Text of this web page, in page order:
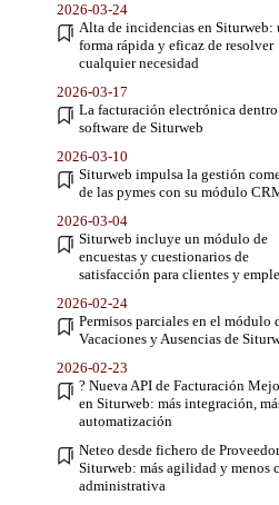
2026-03-24
Alta de incidencias en Siturweb:
forma rápida y eficaz de resolver
cualquier necesidad
2026-03-17
La facturación electrónica
software de Siturweb
2026-03-10
Siturweb impulsa la gestión
de las pymes con su módulo
2026-03-04
Siturweb incluye un módulo de
encuestas y cuestionarios de
satisfacción para clientes y
2026-02-24
Permisos parciales en el módulo
Vacaciones y Ausencias de
2026-02-23
? Nueva API de Facturación
en Siturweb: más integración,
automatización
Neteo desde fichero de
Siturweb: más agilidad y menos
administrativa